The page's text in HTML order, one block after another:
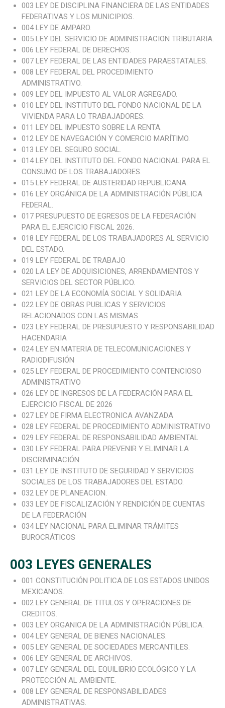
003 LEY DE DISCIPLINA FINANCIERA DE LAS ENTIDADES
FEDERATIVAS Y LOS MUNICIPIOS.
004 LEY DE AMPARO.
005 LEY DEL SERVICIO DE ADMINISTRACION TRIBUTARIA.
006 LEY FEDERAL DE DERECHOS.
007 LEY FEDERAL DE LAS ENTIDADES PARAESTATALES.
008 LEY FEDERAL DEL PROCEDIMIENTO
ADMINISTRATIVO.
009 LEY DEL IMPUESTO AL VALOR AGREGADO.
010 LEY DEL INSTITUTO DEL FONDO NACIONAL DE LA
VIVIENDA PARA LO TRABAJADORES.
011 LEY DEL IMPUESTO SOBRE LA RENTA.
012 LEY DE NAVEGACIÓN Y COMERCIO MARÍTIMO.
013 LEY DEL SEGURO SOCIAL.
014 LEY DEL INSTITUTO DEL FONDO NACIONAL PARA EL
CONSUMO DE LOS TRABAJADORES.
015 LEY FEDERAL DE AUSTERIDAD REPUBLICANA.
016 LEY ORGÁNICA DE LA ADMINISTRACIÓN PÚBLICA
FEDERAL.
017 PRESUPUESTO DE EGRESOS DE LA FEDERACIÓN
PARA EL EJERCICIO FISCAL 2026.
018 LEY FEDERAL DE LOS TRABAJADORES AL SERVICIO
DEL ESTADO.
019 LEY FEDERAL DE TRABAJO
020 LA LEY DE ADQUISICIONES, ARRENDAMIENTOS Y
SERVICIOS DEL SECTOR PÚBLICO.
021 LEY DE LA ECONOMÍA SOCIAL Y SOLIDARIA
022 LEY DE OBRAS PUBLICAS Y SERVICIOS
RELACIONADOS CON LAS MISMAS
023 LEY FEDERAL DE PRESUPUESTO Y RESPONSABILIDAD
HACENDARIA
024 LEY EN MATERIA DE TELECOMUNICACIONES Y
RADIODIFUSIÓN
025 LEY FEDERAL DE PROCEDIMIENTO CONTENCIOSO
ADMINISTRATIVO
026 LEY DE INGRESOS DE LA FEDERACIÓN PARA EL
EJERCICIO FISCAL DE 2026
027 LEY DE FIRMA ELECTRONICA AVANZADA
028 LEY FEDERAL DE PROCEDIMIENTO ADMINISTRATIVO
029 LEY FEDERAL DE RESPONSABILIDAD AMBIENTAL
030 LEY FEDERAL PARA PREVENIR Y ELIMINAR LA
DISCRIMINACIÓN
031 LEY DE INSTITUTO DE SEGURIDAD Y SERVICIOS
SOCIALES DE LOS TRABAJADORES DEL ESTADO.
032 LEY DE PLANEACION.
033 LEY DE FISCALIZACIÓN Y RENDICIÓN DE CUENTAS
DE LA FEDERACIÓN
034 LEY NACIONAL PARA ELIMINAR TRÁMITES
BUROCRÁTICOS
003 LEYES GENERALES
001 CONSTITUCIÓN POLITICA DE LOS ESTADOS UNIDOS
MEXICANOS.
002 LEY GENERAL DE TITULOS Y OPERACIONES DE
CREDITOS.
003 LEY ORGANICA DE LA ADMINISTRACIÓN PÚBLICA.
004 LEY GENERAL DE BIENES NACIONALES.
005 LEY GENERAL DE SOCIEDADES MERCANTILES.
006 LEY GENERAL DE ARCHIVOS.
007 LEY GENERAL DEL EQUILIBRIO ECOLÓGICO Y LA
PROTECCIÓN AL AMBIENTE.
008 LEY GENERAL DE RESPONSABILIDADES
ADMINISTRATIVAS.